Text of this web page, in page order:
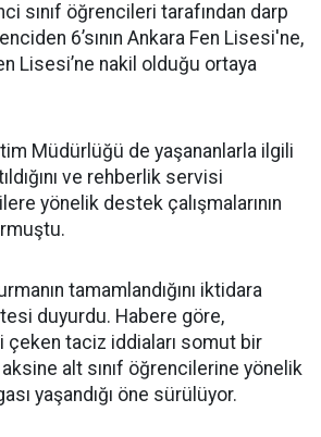
sınıf öğrencileri tarafından darp
6’sının Ankara Fen Lisesi'ne,
Lisesi’ne nakil olduğu ortaya
Müdürlüğü de yaşananlarla ilgili
ve rehberlik servisi
yönelik destek çalışmalarının
tamamlandığını iktidara
duyurdu. Habere göre,
çeken taciz iddiaları somut bir
aksine alt sınıf öğrencilerine yönelik
yaşandığı öne sürülüyor.